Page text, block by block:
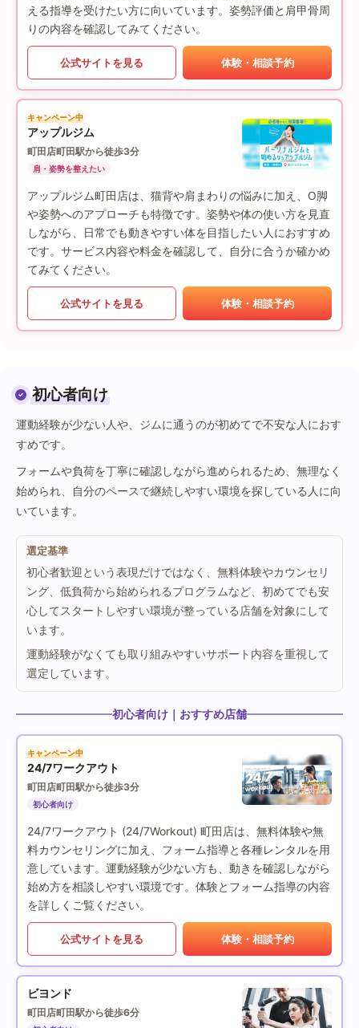
える指導を受けたい方に向いています。姿勢評価と肩甲骨周
りの内容を確認してみてください。
公式サイトを見る 体験・相談予約
キャンペーン中
アップルジム
町田店町田駅から徒歩3分
肩・姿勢を整えたい
アップルジム町田店は、猫背や肩まわりの悩みに加え、O脚
や姿勢へのアプローチも特徴です。姿勢や体の使い方を見直
しながら、日常でも動きやすい体を目指したい人におすすめ
です。サービス内容や料金を確認して、自分に合うか確かめ
てみてください。
公式サイトを見る 体験・相談予約
初心者向け
運動経験が少ない人や、ジムに通うのが初めてで不安な人におす
すめです。
フォームや負荷を丁寧に確認しながら進められるため、無理なく
始められ、自分のペースで継続しやすい環境を探している人に向
いています。
選定基準
初心者歓迎という表現だけではなく、無料体験やカウンセリ
ング、低負荷から始められるプログラムなど、初めてでも安
心してスタートしやすい環境が整っている店舗を対象にして
います。
運動経験がなくても取り組みやすいサポート内容を重視して
選定しています。
初心者向け｜おすすめ店舗
キャンペーン中
24/7ワークアウト
町田店町田駅から徒歩3分
初心者向け
24/7ワークアウト (24/7Workout) 町田店は、無料体験や無
料カウンセリングに加え、フォーム指導と各種レンタルを用
意しています。運動経験が少ない方も、動きを確認しながら
始め方を相談しやすい環境です。体験とフォーム指導の内容
を詳しくご覧ください。
公式サイトを見る 体験・相談予約
ビヨンド
町田店町田駅から徒歩6分